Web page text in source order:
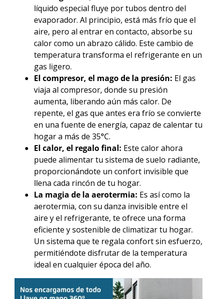
líquido especial fluye por tubos dentro del
evaporador. Al principio, está más frío que el
aire, pero al entrar en contacto, absorbe su
calor como un abrazo cálido. Este cambio de
temperatura transforma el refrigerante en un
gas ligero.
El compresor, el mago de la presión: El gas
viaja al compresor, donde su presión
aumenta, liberando aún más calor. De
repente, el gas que antes era frío se convierte
en una fuente de energía, capaz de calentar tu
hogar a más de 35°C.
El calor, el regalo final: Este calor ahora
puede alimentar tu sistema de suelo radiante,
proporcionándote un confort invisible que
llena cada rincón de tu hogar.
La magia de la aerotermia: Es así como la
aerotermia, con su danza invisible entre el
aire y el refrigerante, te ofrece una forma
eficiente y sostenible de climatizar tu hogar.
Un sistema que te regala confort sin esfuerzo,
permitiéndote disfrutar de la temperatura
ideal en cualquier época del año.